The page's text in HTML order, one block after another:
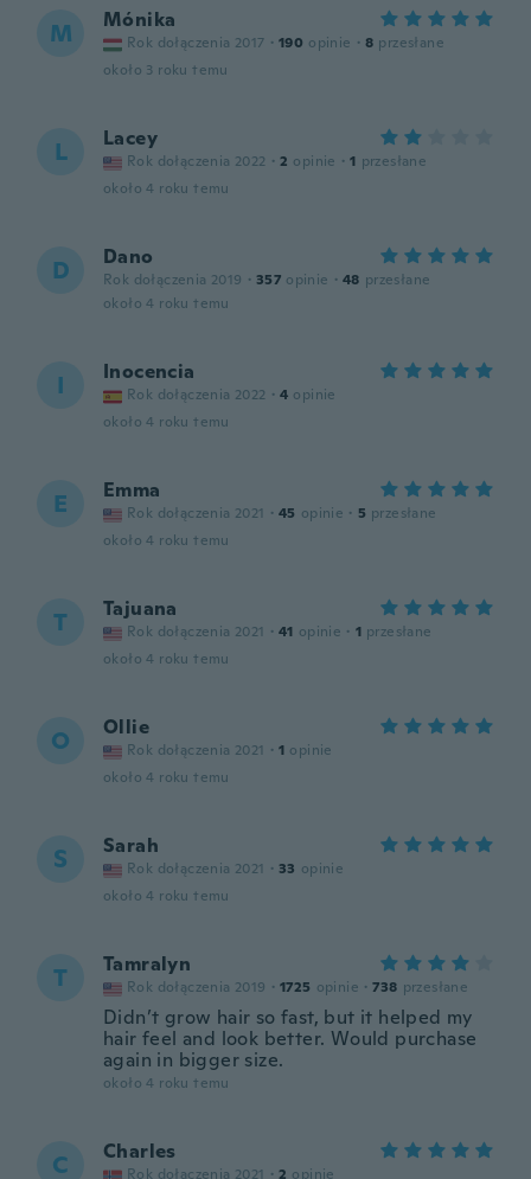
M Mónika
Rok dołączenia 2017 · 190 opinie · 8 przesłane
około 3 roku temu
L Lacey
Rok dołączenia 2022 · 2 opinie · 1 przesłane
około 4 roku temu
D Dano
Rok dołączenia 2019 · 357 opinie · 48 przesłane
około 4 roku temu
I Inocencia
Rok dołączenia 2022 · 4 opinie
około 4 roku temu
E Emma
Rok dołączenia 2021 · 45 opinie · 5 przesłane
około 4 roku temu
T Tajuana
Rok dołączenia 2021 · 41 opinie · 1 przesłane
około 4 roku temu
O Ollie
Rok dołączenia 2021 · 1 opinie
około 4 roku temu
S Sarah
Rok dołączenia 2021 · 33 opinie
około 4 roku temu
T Tamralyn
Rok dołączenia 2019 · 1725 opinie · 738 przesłane
Didn’t grow hair so fast, but it helped my
hair feel and look better. Would purchase
again in bigger size.
około 4 roku temu
C Charles
Rok dołączenia 2021 · 2 opinie